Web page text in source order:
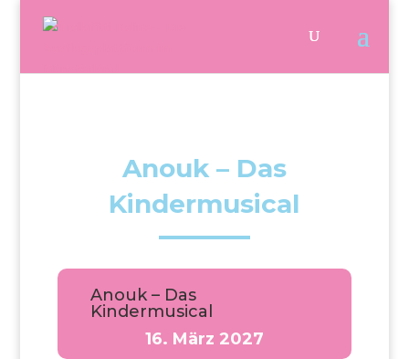
Anouk – Das
Kindermusical
Anouk – Das
Kindermusical
16. März 2027